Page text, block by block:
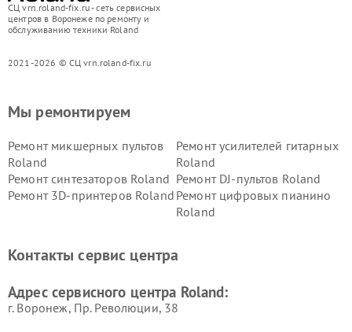
СЦ vrn.roland-fix.ru - сеть сервисных
центров в Воронеже по ремонту и
обслуживанию техники Roland
2021-2026 © СЦ vrn.roland-fix.ru
Мы ремонтируем
Ремонт микшерных пультов
Roland
Ремонт усилителей гитарных
Roland
Ремонт синтезаторов Roland Ремонт DJ-пультов Roland
Ремонт 3D-принтеров Roland Ремонт цифровых пианино
Roland
Контакты сервис центра
Адрес сервисного центра Roland:
г. Воронеж, Пр. Революции, 38